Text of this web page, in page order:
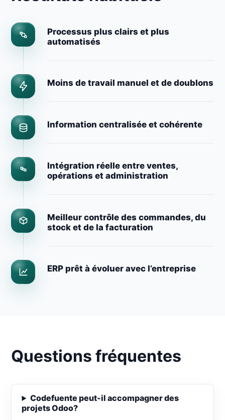
Processus plus clairs et plus
automatisés
Moins de travail manuel et de doublons
Information centralisée et cohérente
Intégration réelle entre ventes,
opérations et administration
Meilleur contrôle des commandes, du
stock et de la facturation
ERP prêt à évoluer avec l’entreprise
Questions fréquentes
Codefuente peut-il accompagner des
projets Odoo?